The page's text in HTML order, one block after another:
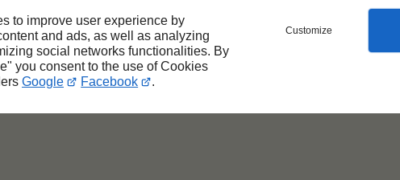
to improve user experience by
and ads, as well as analyzing
social networks functionalities. By
you consent to the use of Cookies
Google Facebook .
Customize